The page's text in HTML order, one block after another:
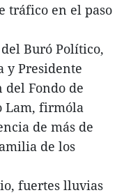
tráfico en el paso
Buró Político,
y Presidente
del Fondo de
Lam, firmóla
de más de
de los
fuertes lluvias